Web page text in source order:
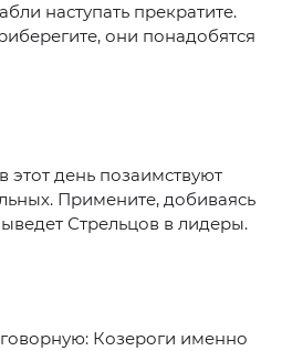
наступать прекратите.
они понадобятся
этот день позаимствуют
Примените, добиваясь
Стрельцов в лидеры.
Козероги именно